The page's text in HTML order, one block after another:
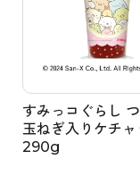
すみっコぐらし
玉ねぎ入りケチャ
290g